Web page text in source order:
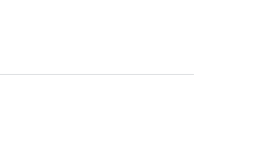
chacun participe à
observation du ciel étoilé